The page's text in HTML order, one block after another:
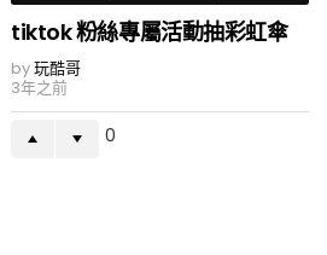
tiktok 粉絲專屬活動抽彩虹傘
by玩酷哥
3年之前
0